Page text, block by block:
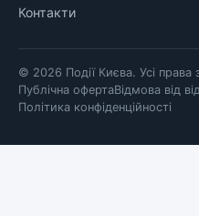
Контакти
© 2026 Події Києва. Усі права
Публічна офертаВідмова від
Політика конфіденційності